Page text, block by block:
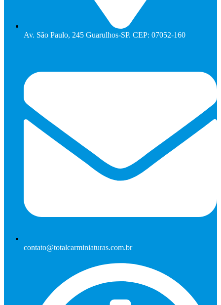
Av. São Paulo, 245 Guarulhos-SP. CEP: 07052-160
contato@totalcarminiaturas.com.br